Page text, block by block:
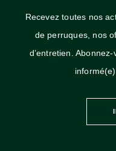
Recevez toutes nos
de perruques, nos
d’entretien.